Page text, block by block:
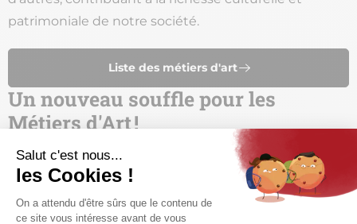
patrimoniale de notre société.
Liste des métiers d'art
Un nouveau souffle pour les
Métiers d'Art !
Face à un manque de visibilité et à une multiplicité
d'initiatives sans identité commune, la création de
cette marque dédiée s'imposait. "Métiers d'Art en Île-